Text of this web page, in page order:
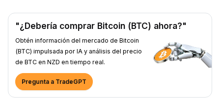
"¿Debería comprar Bitcoin (BTC) ahora?"
Obtén información del mercado de Bitcoin
(BTC) impulsada por IA y análisis del precio
de BTC en NZD en tiempo real.
Pregunta a TradeGPT